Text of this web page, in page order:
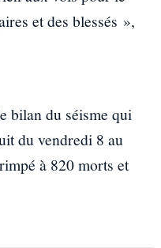
et des blessés »,
bilan du séisme qui
du vendredi 8 au
à 820 morts et